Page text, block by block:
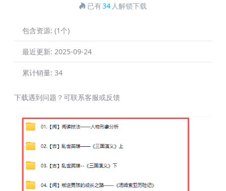
已有34 人解锁下载
包含资源: (1个)
最近更新: 2025-09-24
累计销量: 34
下载遇到问题？可联系客服或反馈